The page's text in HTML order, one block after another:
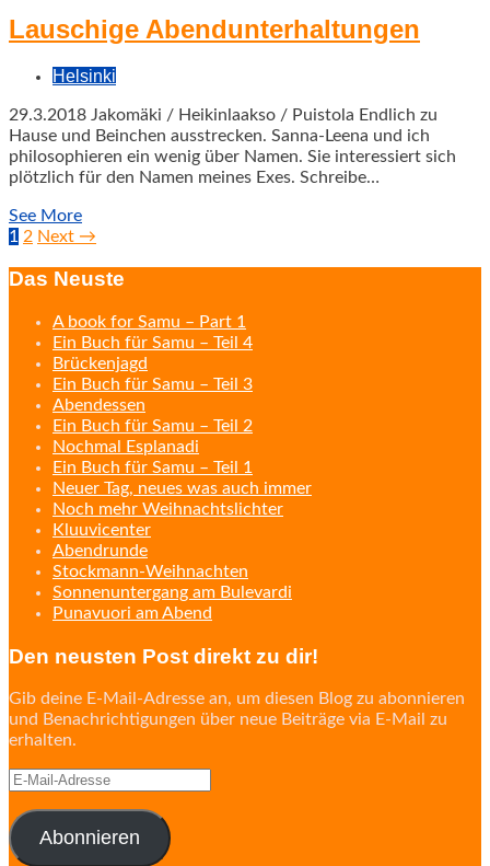
Lauschige Abendunterhaltungen
Helsinki
29.3.2018 Jakomäki / Heikinlaakso / Puistola Endlich zu
Hause und Beinchen ausstrecken. Sanna-Leena und ich
philosophieren ein wenig über Namen. Sie interessiert sich
plötzlich für den Namen meines Exes. Schreibe…
See More
Posts
navigation
1 2 Next →
Das Neuste
A book for Samu – Part 1
Ein Buch für Samu – Teil 4
Brückenjagd
Ein Buch für Samu – Teil 3
Abendessen
Ein Buch für Samu – Teil 2
Nochmal Esplanadi
Ein Buch für Samu – Teil 1
Neuer Tag, neues was auch immer
Noch mehr Weihnachtslichter
Kluuvicenter
Abendrunde
Stockmann-Weihnachten
Sonnenuntergang am Bulevardi
Punavuori am Abend
Den neusten Post direkt zu dir!
Gib deine E-Mail-Adresse an, um diesen Blog zu abonnieren
und Benachrichtigungen über neue Beiträge via E-Mail zu
erhalten.
E-
Adresse
Abonnieren